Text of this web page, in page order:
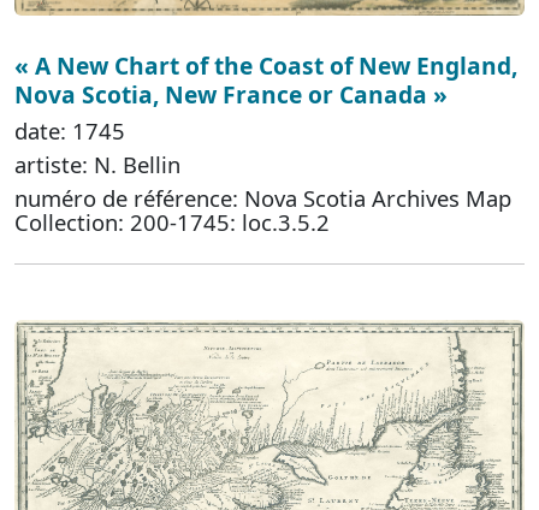
« A New Chart of the Coast of New England,
Nova Scotia, New France or Canada »
date: 1745
artiste: N. Bellin
numéro de référence: Nova Scotia Archives Map
Collection: 200-1745: loc.3.5.2